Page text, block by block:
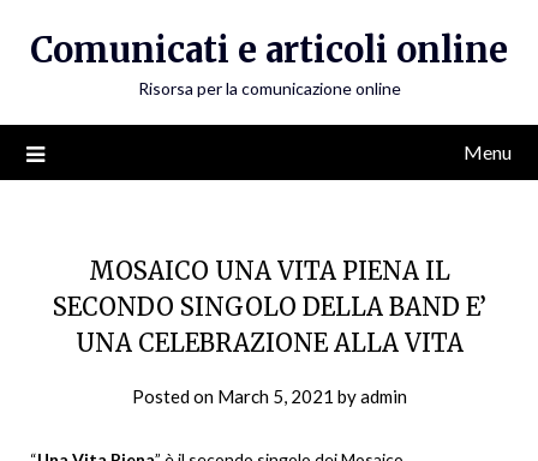
Comunicati e articoli online
Risorsa per la comunicazione online
Menu
MOSAICO UNA VITA PIENA IL
SECONDO SINGOLO DELLA BAND E’
UNA CELEBRAZIONE ALLA VITA
Posted on March 5, 2021 byadmin